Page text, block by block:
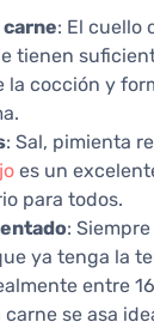
: El cuello
tienen
la cocción y
: Sal, pimienta
es un
para todos.
:
ya tenga la
entre
carne se asa